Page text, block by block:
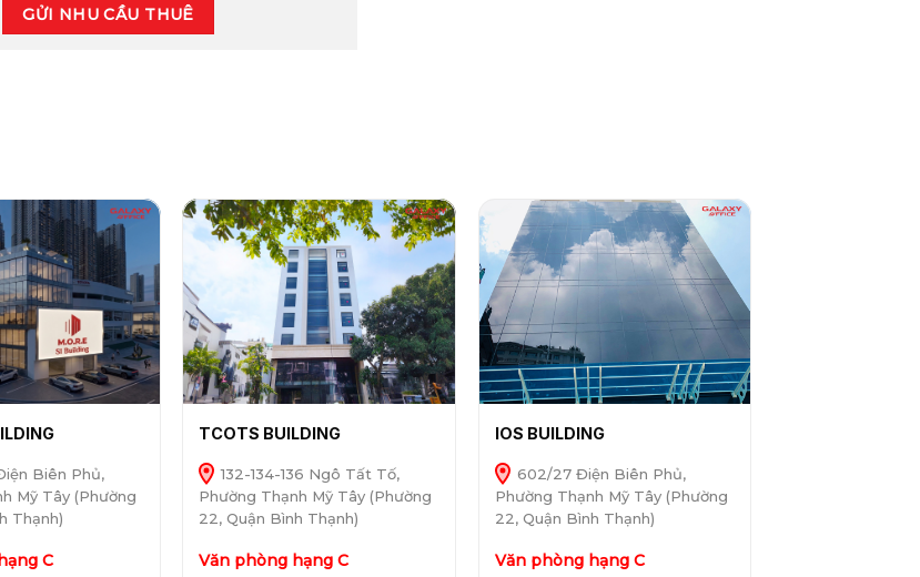
GỬI NHU CẦU THUÊ
Biên Phủ,
Mỹ Tây (Phường
Thạnh)
C
TCOTS BUILDING
132-134-136 Ngô Tất Tố,
Phường Thạnh Mỹ Tây (Phường
22, Quận Bình Thạnh)
Văn phòng hạng C
IOS BUILDING
602/27 Điện Biên Phủ,
Phường Thạnh Mỹ Tây (Phường
22, Quận Bình Thạnh)
Văn phòng hạng C